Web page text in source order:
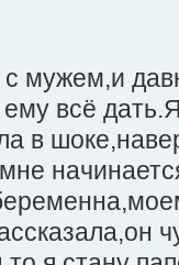
мужем,и
всё
в